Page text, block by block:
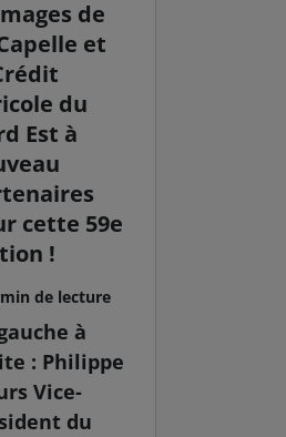
de
et
du
Est à
cette 59e
!
de lecture
à
: Philippe
Vice-
du